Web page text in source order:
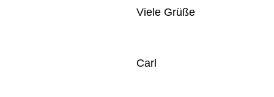
Viele Grüße
Carl